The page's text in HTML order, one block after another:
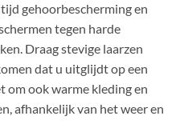
gehoorbescherming en
tegen harde
Draag stevige laarzen
dat u uitglijdt op een
om ook warme kleding en
afhankelijk van het weer en